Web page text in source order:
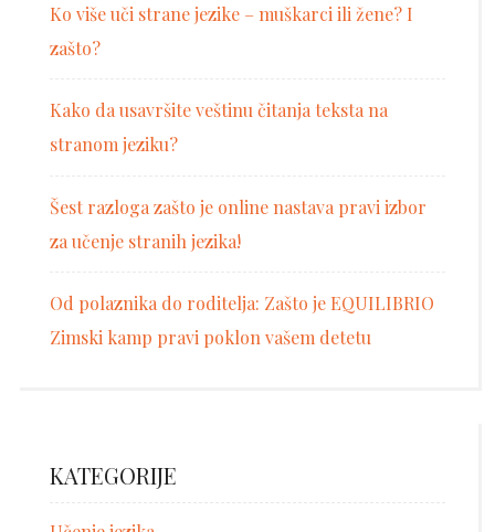
Ko više uči strane jezike – muškarci ili žene? I
zašto?
Kako da usavršite veštinu čitanja teksta na
stranom jeziku?
Šest razloga zašto je online nastava pravi izbor
za učenje stranih jezika!
Od polaznika do roditelja: Zašto je EQUILIBRIO
Zimski kamp pravi poklon vašem detetu
KATEGORIJE